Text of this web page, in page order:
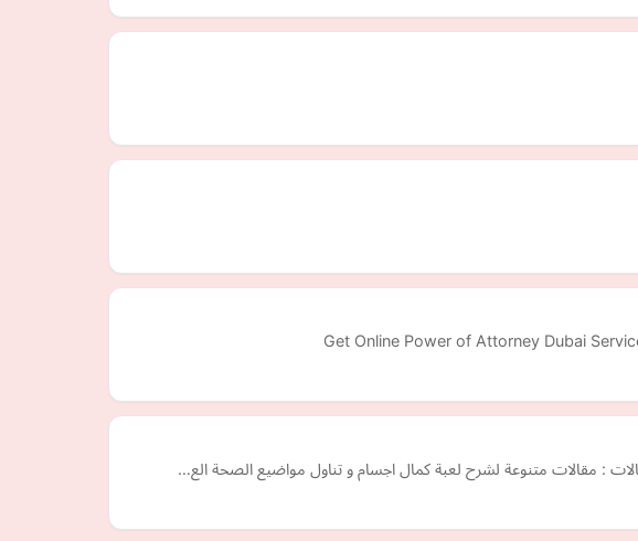
Get Online Power of Attorney Dubai